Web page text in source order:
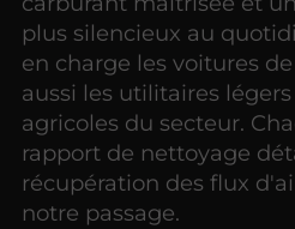
plus silencieux au
en charge les voitures
aussi les utilitaires
agricoles du secteur.
rapport de nettoyage
récupération des flux
notre passage.